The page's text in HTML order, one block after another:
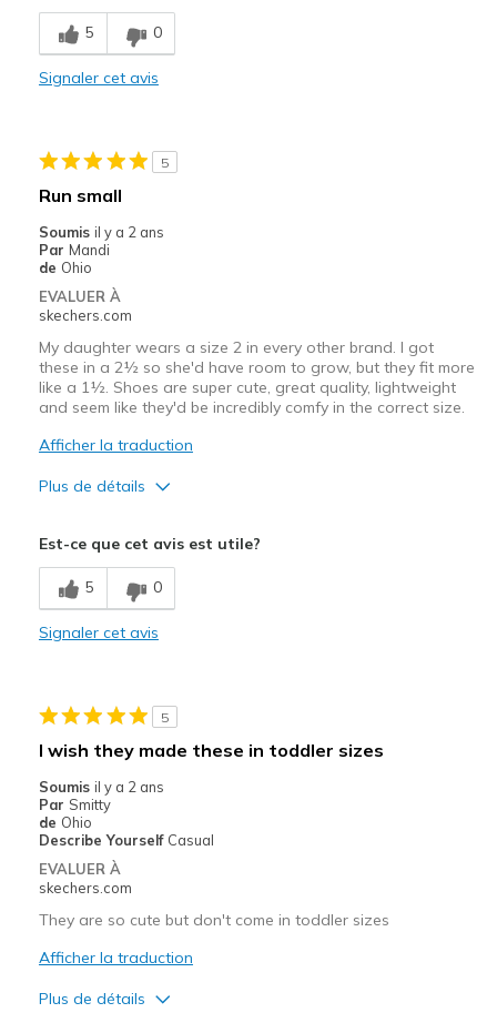
Breathe Well
Comfortable
Les meilleures utilisations
Width
Sizing
View On Shoes
5 0
Signaler cet avis
5
Run small
Soumis il y a 2 ans
Par Mandi
de Ohio
EVALUER À
skechers.com
My daughter wears a size 2 in every other brand. I got
these in a 2½ so she'd have room to grow, but they fit more
like a 1½. Shoes are super cute, great quality, lightweight
and seem like they'd be incredibly comfy in the correct size.
Afficher la traduction
Plus de détails
Comfortable
Stylish
Sizing
View On Shoes
I'm Into Shoes
Est-ce que cet avis est utile?
5 0
Signaler cet avis
5
I wish they made these in toddler sizes
Soumis il y a 2 ans
Par Smitty
de Ohio
Describe Yourself Casual
EVALUER À
skechers.com
They are so cute but don't come in toddler sizes
Afficher la traduction
Plus de détails